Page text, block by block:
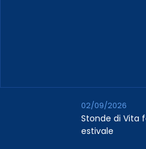
Stonde di Vita
estivale
02/09/2026